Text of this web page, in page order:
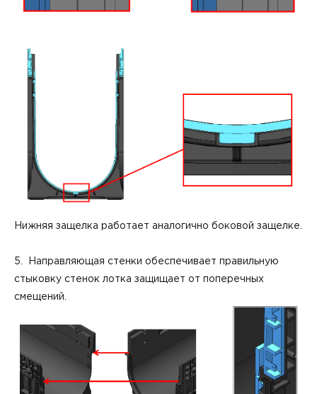
Нижняя защелка работает аналогично боковой защелке.
5. Направляющая стенки обеспечивает правильную
стыковку стенок лотка защищает от поперечных
смещений.